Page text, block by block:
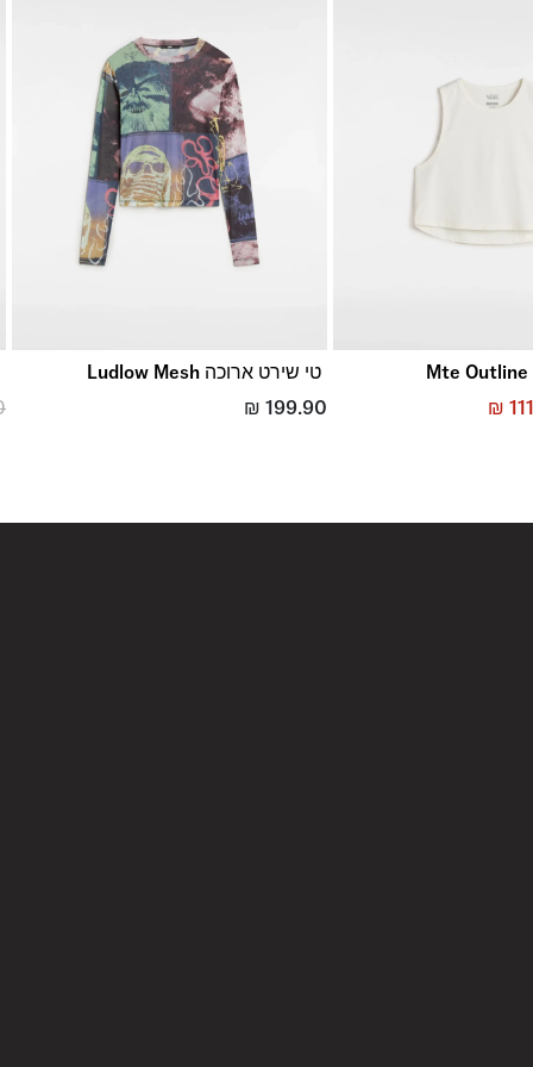
₪
טי שירט ארוכה Ludlow Mesh
₪ 199.90